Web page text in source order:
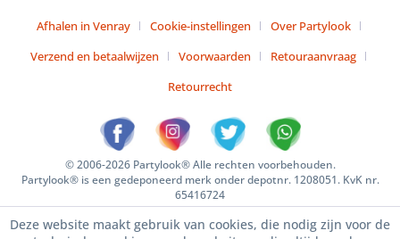
Afhalen in Venray Cookie-instellingen
Over Partylook
Verzend en betaalwijzen
Voorwaarden
Retouraanvraag
Retourrecht
© 2006-2026 Partylook® Alle rechten voorbehouden.
Partylook® is een gedeponeerd merk onder depotnr. 1208051. KvK nr.
65416724
Deze website maakt gebruik van cookies, die nodig zijn voor de